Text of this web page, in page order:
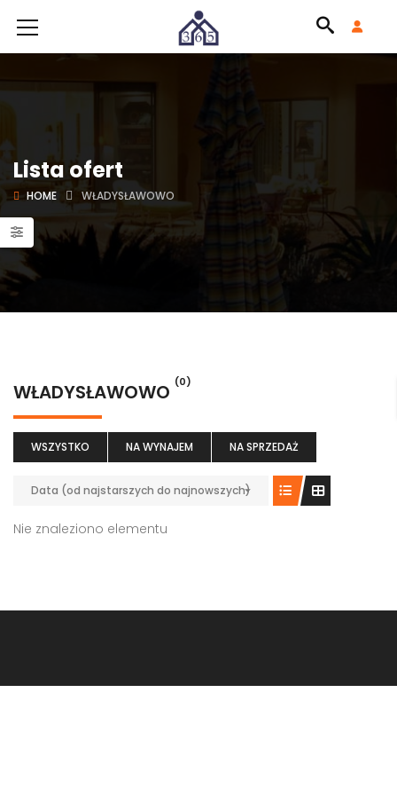
Lista ofert
HOME WŁADYSŁAWOWO
WŁADYSŁAWOWO (0)
WSZYSTKO NA WYNAJEM NA SPRZEDAŻ
Data (od najstarszych do najnowszych)
Nie znaleziono elementu